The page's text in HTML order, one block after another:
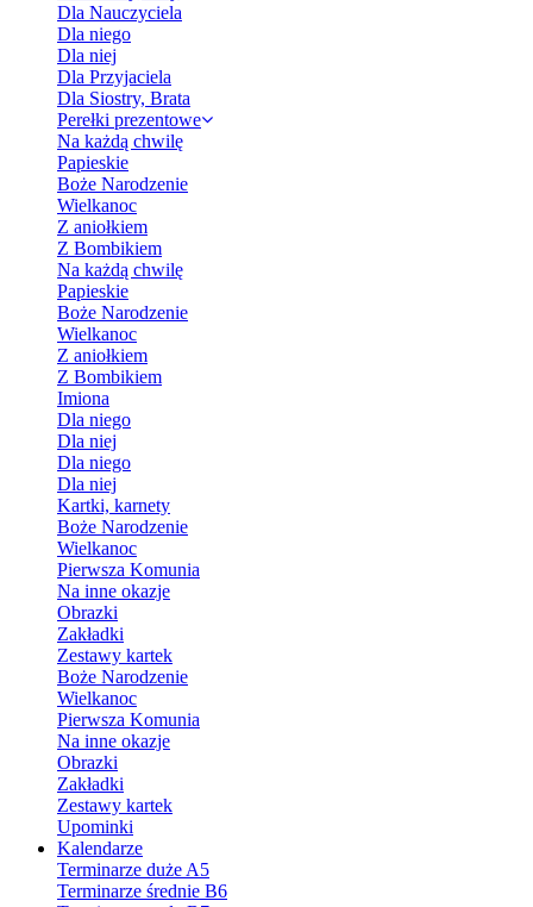
Dla Nauczyciela
Dla niego
Dla niej
Dla Przyjaciela
Dla Siostry, Brata
Perełki prezentowe
Na każdą chwilę
Papieskie
Boże Narodzenie
Wielkanoc
Z aniołkiem
Z Bombikiem
Na każdą chwilę
Papieskie
Boże Narodzenie
Wielkanoc
Z aniołkiem
Z Bombikiem
Imiona
Dla niego
Dla niej
Dla niego
Dla niej
Kartki, karnety
Boże Narodzenie
Wielkanoc
Pierwsza Komunia
Na inne okazje
Obrazki
Zakładki
Zestawy kartek
Boże Narodzenie
Wielkanoc
Pierwsza Komunia
Na inne okazje
Obrazki
Zakładki
Zestawy kartek
Upominki
Kalendarze
Terminarze duże A5
Terminarze średnie B6